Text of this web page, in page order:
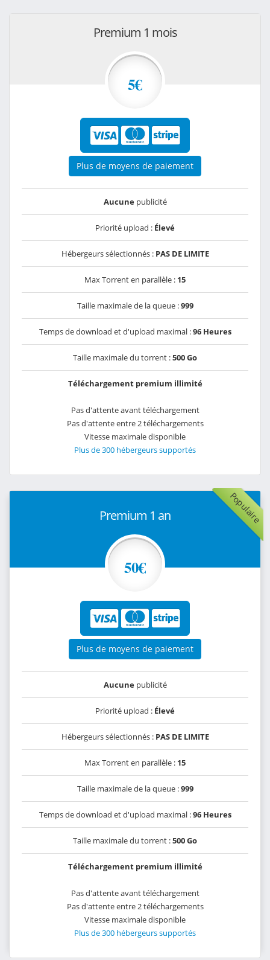
Premium 1 mois
5€
Plus de moyens de paiement
Aucunepublicité
Priorité upload : Élevé
Hébergeurs sélectionnés : PAS DE LIMITE
Max Torrent en parallèle : 15
Taille maximale de la queue :999
Temps de download et d'upload maximal :96 Heures
Taille maximale du torrent :500 Go
Téléchargement premium illimité
Pas d'attente avant téléchargement
Pas d'attente entre 2 téléchargements
Vitesse maximale disponible
Plus de 300 hébergeurs supportés
Populaire
Premium 1 an
50€
Plus de moyens de paiement
Aucunepublicité
Priorité upload : Élevé
Hébergeurs sélectionnés : PAS DE LIMITE
Max Torrent en parallèle : 15
Taille maximale de la queue :999
Temps de download et d'upload maximal :96 Heures
Taille maximale du torrent :500 Go
Téléchargement premium illimité
Pas d'attente avant téléchargement
Pas d'attente entre 2 téléchargements
Vitesse maximale disponible
Plus de 300 hébergeurs supportés